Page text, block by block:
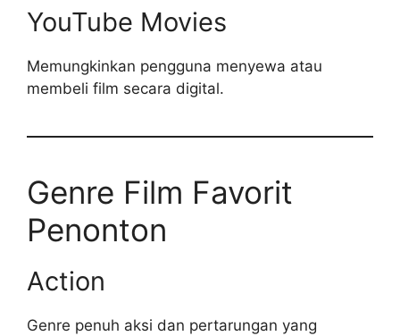
YouTube Movies
Memungkinkan pengguna menyewa atau
membeli film secara digital.
Genre Film Favorit
Penonton
Action
Genre penuh aksi dan pertarungan yang